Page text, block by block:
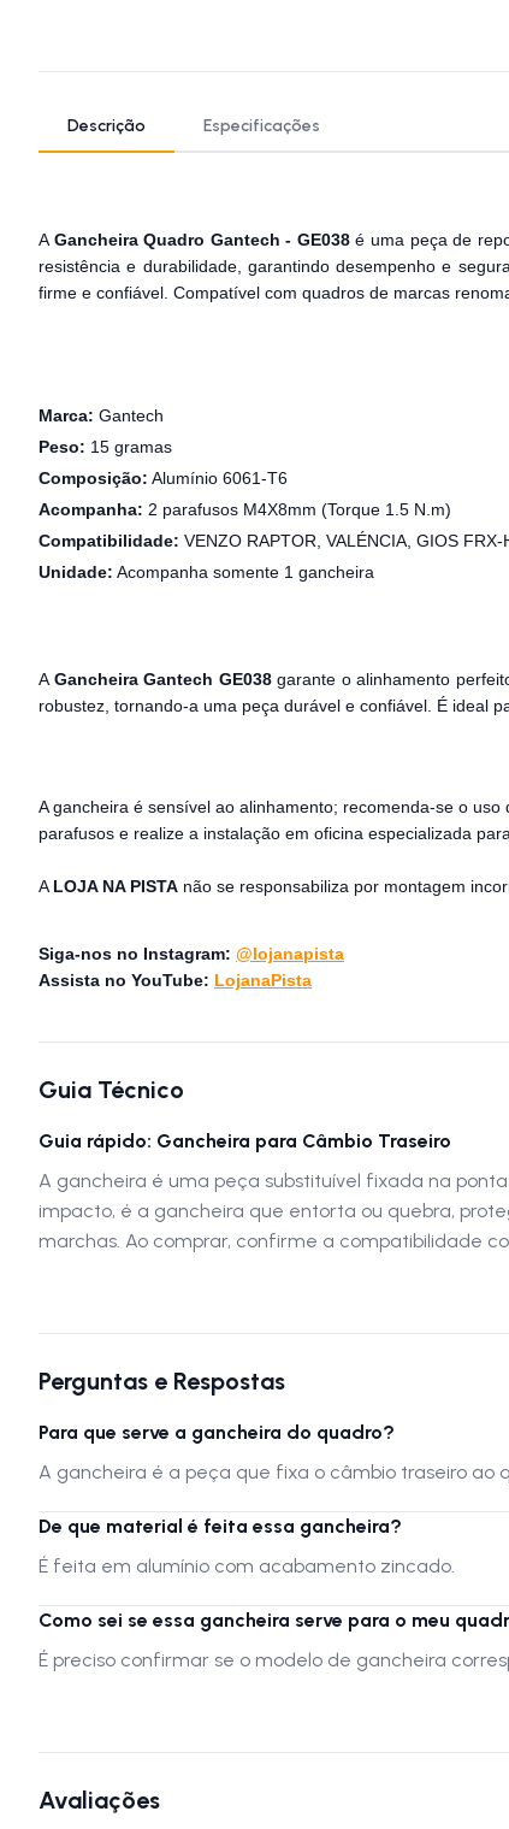
Descrição Especificações
A Gancheira Quadro Gantech - GE038é uma peça de
resistência e durabilidade, garantindo desempenho e
firme e confiável. Compatível com quadros de marcas
Marca: Gantech
Peso: 15 gramas
Composição: Alumínio 6061-T6
Acompanha: 2 parafusos M4X8mm (Torque 1.5 N.m)
Compatibilidade: VENZO RAPTOR, VALÉNCIA, GIOS
Unidade: Acompanha somente 1 gancheira
A Gancheira Gantech GE038garante o alinhamento
robustez, tornando-a uma peça durável e confiável. É ideal
A gancheira é sensível ao alinhamento; recomenda-se o
parafusos e realize a instalação em oficina especializada
A LOJA NA PISTA não se responsabiliza por montagem
Siga-nos no Instagram: @lojanapista
Assista no YouTube: LojanaPista
Guia Técnico
Guia rápido: Gancheira para Câmbio Traseiro
A gancheira é uma peça substituível fixada na
impacto, é a gancheira que entorta ou quebra,
marchas. Ao comprar, confirme a compatibilidade
Perguntas e Respostas
Para que serve a gancheira do quadro?
A gancheira é a peça que fixa o câmbio traseiro ao
De que material é feita essa gancheira?
É feita em alumínio com acabamento zincado.
Como sei se essa gancheira serve para o meu
É preciso confirmar se o modelo de gancheira
Avaliações